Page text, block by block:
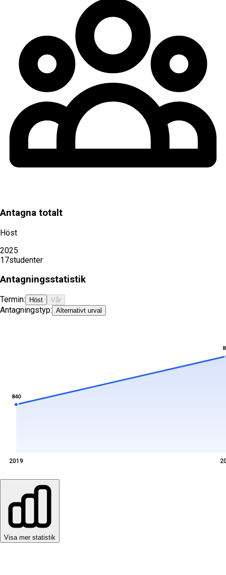
Antagna totalt
Höst
2025
17studenter
Antagningsstatistik
Termin: Höst Vår
Antagningstyp: Alternativt urval
840
2019
Visa mer statistik